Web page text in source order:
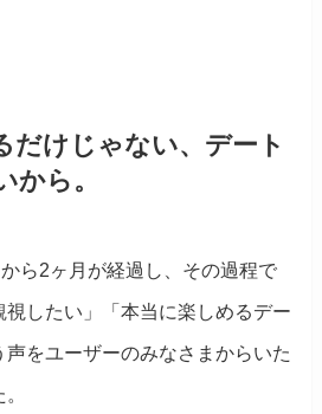
だけじゃない、デート
から。
ら2ヶ月が経過し、その過程で
視したい」「本当に楽しめるデー
声をユーザーのみなさまからいた